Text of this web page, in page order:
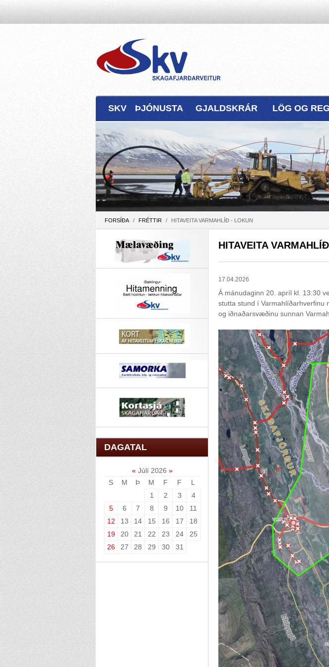
FORSÍÐA / FRÉTTIR / HITAVEITA VARMAHLÍÐ - LOKUN
HITAVEITA
17.04.2026
Á mánudaginn 20. apríl kl. 13:30
stutta stund í Varmahlíðarhverfinu
og iðnaðarsvæðinu sunnan
SKV ÞJÓNUSTA GJALDSKRÁR LÖG OG
DAGATAL
« Júlí 2026 »
S
M Þ M F F
L
1
2 3
4
5
6 7 8 9 10
11
12
13 14 15 16 17
18
19
20 21 22 23 24
25
26
27 28 29 30 31